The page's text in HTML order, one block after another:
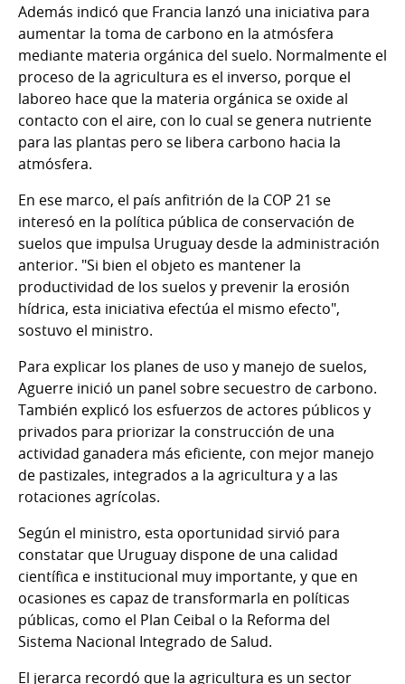
Además indicó que Francia lanzó una iniciativa para
aumentar la toma de carbono en la atmósfera
mediante materia orgánica del suelo. Normalmente el
proceso de la agricultura es el inverso, porque el
laboreo hace que la materia orgánica se oxide al
contacto con el aire, con lo cual se genera nutriente
para las plantas pero se libera carbono hacia la
atmósfera.
En ese marco, el país anfitrión de la COP 21 se
interesó en la política pública de conservación de
suelos que impulsa Uruguay desde la administración
anterior. "Si bien el objeto es mantener la
productividad de los suelos y prevenir la erosión
hídrica, esta iniciativa efectúa el mismo efecto",
sostuvo el ministro.
Para explicar los planes de uso y manejo de suelos,
Aguerre inició un panel sobre secuestro de carbono.
También explicó los esfuerzos de actores públicos y
privados para priorizar la construcción de una
actividad ganadera más eficiente, con mejor manejo
de pastizales, integrados a la agricultura y a las
rotaciones agrícolas.
Según el ministro, esta oportunidad sirvió para
constatar que Uruguay dispone de una calidad
científica e institucional muy importante, y que en
ocasiones es capaz de transformarla en políticas
públicas, como el Plan Ceibal o la Reforma del
Sistema Nacional Integrado de Salud.
El jerarca recordó que la agricultura es un sector